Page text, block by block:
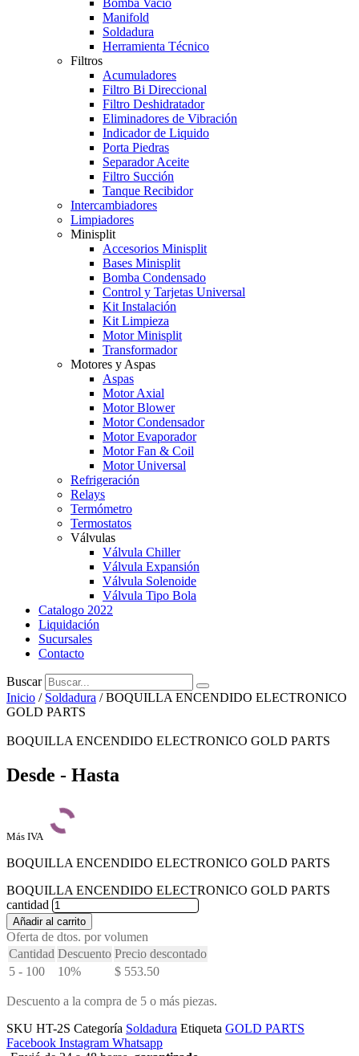
Manifold
Soldadura
Herramienta Técnico
Filtros
Acumuladores
Filtro Bi Direccional
Filtro Deshidratador
Eliminadores de Vibración
Indicador de Liquido
Porta Piedras
Separador Aceite
Filtro Succión
Tanque Recibidor
Intercambiadores
Limpiadores
Minisplit
Accesorios Minisplit
Bases Minisplit
Bomba Condensado
Control y Tarjetas Universal
Kit Instalación
Kit Limpieza
Motor Minisplit
Transformador
Motores y Aspas
Aspas
Motor Axial
Motor Blower
Motor Condensador
Motor Evaporador
Motor Fan & Coil
Motor Universal
Refrigeración
Relays
Termómetro
Termostatos
Válvulas
Válvula Chiller
Válvula Expansión
Válvula Solenoide
Válvula Tipo Bola
Catalogo 2022
Liquidación
Sucursales
Contacto
Buscar
Inicio / Soldadura / BOQUILLA ENCENDIDO ELECTRONICO
GOLD PARTS
BOQUILLA ENCENDIDO ELECTRONICO GOLD PARTS
Desde - Hasta
Más IVA
BOQUILLA ENCENDIDO ELECTRONICO GOLD PARTS
BOQUILLA ENCENDIDO ELECTRONICO GOLD PARTS
cantidad
Añadir al carrito
Oferta de dtos. por volumen
Cantidad Descuento Precio descontado
5 - 100
10% $ 553.50
Descuento a la compra de 5 o más piezas.
SKU HT-2S Categoría Soldadura Etiqueta GOLD PARTS
Facebook Instagram Whatsapp